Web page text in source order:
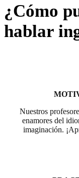
¿Cómo
hablar
Nuestros
enamores del
imaginación.